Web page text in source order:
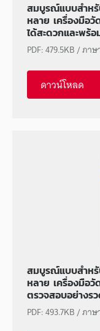
สมบูรณ์แบบสำห
หลาย เครื่องมือ
ได้สะดวกและพร้
PDF:479.5KB/ภาษ
ดาวน์โหลด
สมบูรณ์แบบสำห
หลาย เครื่องมือ
ตรวจสอบอย่างร
PDF:493.7KB/ภาษ